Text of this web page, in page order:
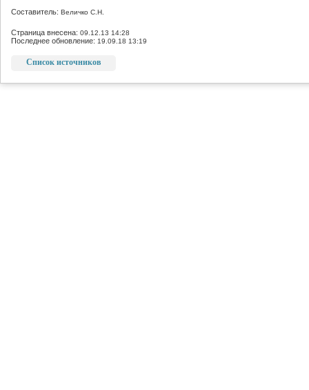
Составитель: Величко С.Н.
Страница внесена: 09.12.13 14:28
Последнее обновление: 19.09.18 13:19
Список источников